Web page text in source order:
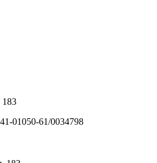
183
01050-61/0034798